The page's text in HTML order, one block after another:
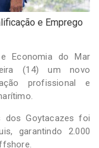
e Emprego
Economia do Mar
(14) um novo
profissional e
dos Goytacazes foi
garantindo 2.000